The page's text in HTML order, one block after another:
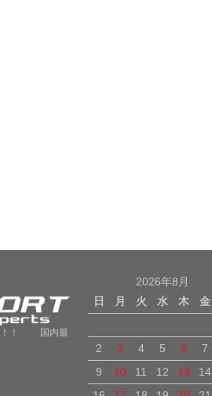
)！！ 国内最
2026年8月
日
月 火 水 木 金
2
3 4 5 6 7
9
10 11 12 13 14